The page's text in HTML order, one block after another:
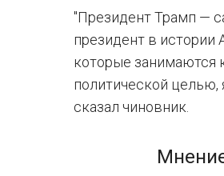
"Президент Трамп —
президент в
которые занимаются
политической целью,
сказал чиновник.